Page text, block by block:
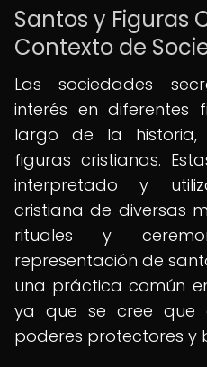
Santos y Figuras
Contexto de
Las sociedades
interés en diferentes
largo de la historia,
figuras cristianas.
interpretado y
cristiana de diversas
rituales y
representación de
una práctica común
ya que se cree que
poderes protectores y